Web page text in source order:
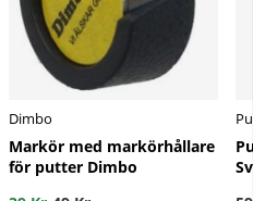
Dimbo
Markör med markörhållare
för putter Dimbo